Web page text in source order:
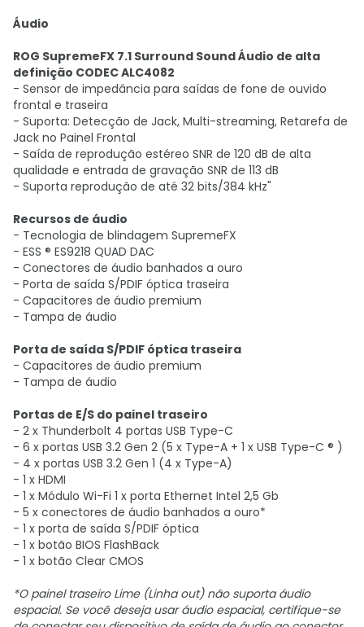
Áudio
ROG SupremeFX 7.1 Surround Sound Áudio de alta
definição CODEC ALC4082
- Sensor de impedância para saídas de fone de ouvido
frontal e traseira
- Suporta: Detecção de Jack, Multi-streaming, Retarefa de
Jack no Painel Frontal
- Saída de reprodução estéreo SNR de 120 dB de alta
qualidade e entrada de gravação SNR de 113 dB
- Suporta reprodução de até 32 bits/384 kHz"
Recursos de áudio
- Tecnologia de blindagem SupremeFX
- ESS ® ES9218 QUAD DAC
- Conectores de áudio banhados a ouro
- Porta de saída S/PDIF óptica traseira
- Capacitores de áudio premium
- Tampa de áudio
Porta de saída S/PDIF óptica traseira
- Capacitores de áudio premium
- Tampa de áudio
Portas de E/S do painel traseiro
- 2 x Thunderbolt 4 portas USB Type-C
- 6 x portas USB 3.2 Gen 2 (5 x Type-A + 1 x USB Type-C ® )
- 4 x portas USB 3.2 Gen 1 (4 x Type-A)
- 1 x HDMI
- 1 x Módulo Wi-Fi 1 x porta Ethernet Intel 2,5 Gb
- 5 x conectores de áudio banhados a ouro*
- 1 x porta de saída S/PDIF óptica
- 1 x botão BIOS FlashBack
- 1 x botão Clear CMOS
*O painel traseiro Lime (Linha out) não suporta áudio
espacial. Se você deseja usar áudio espacial, certifique-se